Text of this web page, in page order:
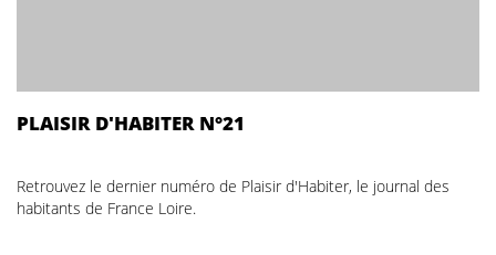
PLAISIR D'HABITER N°21
Retrouvez le dernier numéro de Plaisir d'Habiter, le journal des
habitants de France Loire.